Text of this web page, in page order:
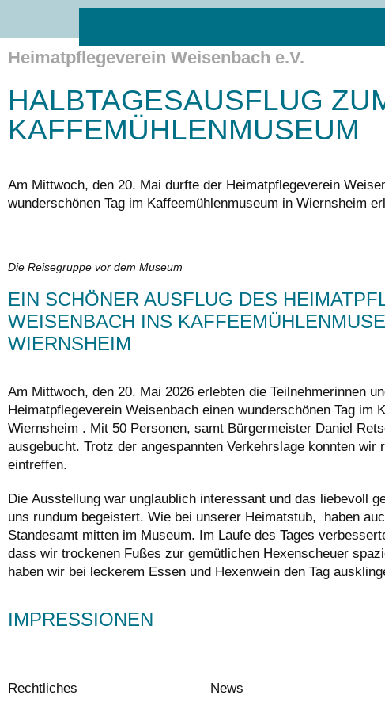
Heimatpflegeverein Weisenbach e.V.
HALBTAGESAUSFLUG
KAFFEMÜHLENMUSEUM
Am Mittwoch, den 20. Mai durfte der Heimatpflegeverein
wunderschönen Tag im Kaffeemühlenmuseum in Wiernsheim
Die Reisegruppe vor dem Museum
EIN SCHÖNER AUSFLUG DES
WEISENBACH INS
WIERNSHEIM
Am Mittwoch, den 20. Mai 2026 erlebten die Teilnehmerinnen
Heimatpflegeverein Weisenbach einen wunderschönen Tag im
Wiernsheim . Mit 50 Personen, samt Bürgermeister Daniel
ausgebucht. Trotz der angespannten Verkehrslage konnten wir
eintreffen.
Die Ausstellung war unglaublich interessant und das liebevoll
uns rundum begeistert. Wie bei unserer Heimatstub, haben
Standesamt mitten im Museum. Im Laufe des Tages
dass wir trockenen Fußes zur gemütlichen Hexenscheuer
haben wir bei leckerem Essen und Hexenwein den Tag
IMPRESSIONEN
Rechtliches News